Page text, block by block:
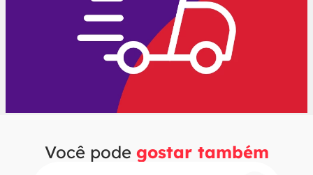
Você pode gostar também